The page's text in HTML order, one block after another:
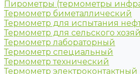
Пирометры (термометры
Термометр биметаллический
Термометр для испытания
Термометр для сельского
Термометр лабораторный
Термометр специальный
Термометр технический
Термометр электроконтактный